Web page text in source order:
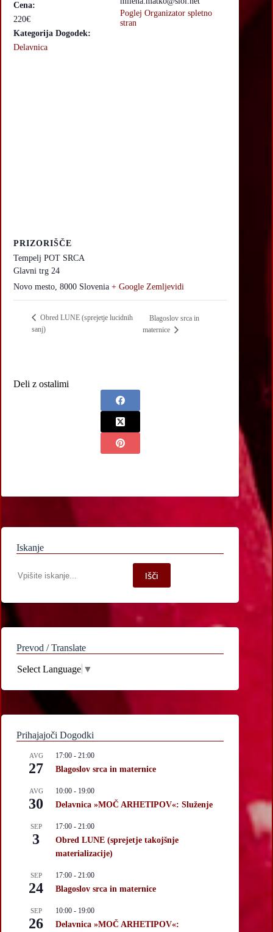
Cena:
220€
Kategorija Dogodek:
Delavnica
Poglej Organizator spletno
stran
PRIZORIŠČE
Tempelj POT SRCA
Glavni trg 24
Novo mesto, 8000 Slovenia + Google Zemljevidi
Obred LUNE (sprejetje lucidnih
sanj)
Blagoslov srca in
maternice
Deli z ostalimi
Iskanje
po
Išči
Prevod / Translate
Select Language ▼
Prihajajoči Dogodki
AVG
27
17:00 - 21:00
Blagoslov srca in maternice
AVG
30
10:00 - 19:00
Delavnica »MOČ ARHETIPOV«: Služenje
SEP
3
17:00 - 21:00
Obred LUNE (sprejetje takojšnje
materializacije)
SEP
24
17:00 - 21:00
Blagoslov srca in maternice
SEP
26
10:00 - 19:00
Delavnica »MOČ ARHETIPOV«: